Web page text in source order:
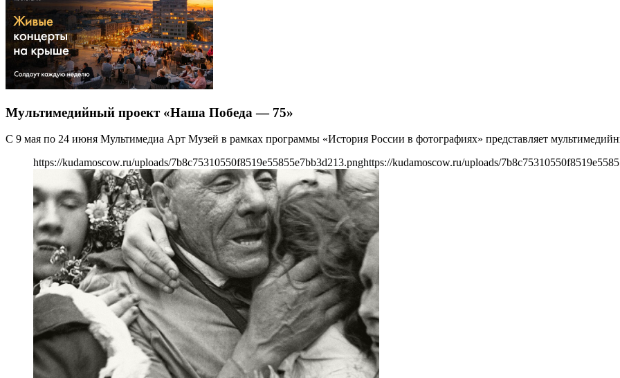
Мультимедийный проект «Наша Победа — 75»
С 9 мая по 24 июня Мультимедиа Арт Музей в рамках программы «История России в фотографиях» представляет
https://kudamoscow.ru/uploads/7b8c75310550f8519e55855e7bb3d213.pnghttps://kudamoscow.ru/uploads/